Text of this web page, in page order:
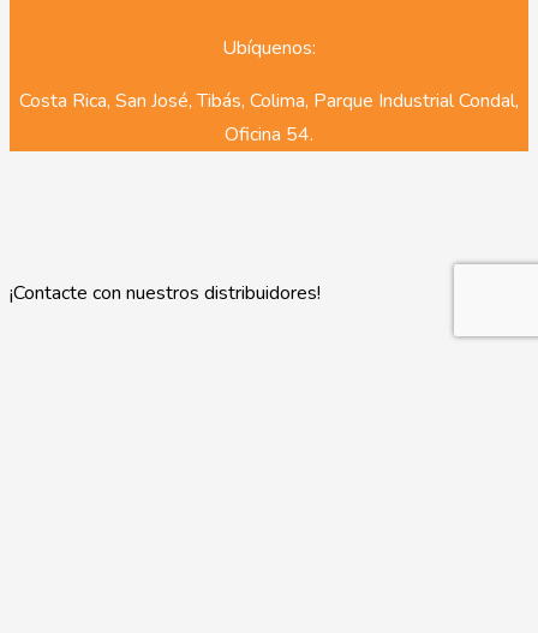
Ubíquenos:
Costa Rica, San José, Tibás, Colima, Parque Industrial Condal,
Oficina 54.
¡Contacte con nuestros distribuidores!